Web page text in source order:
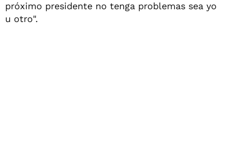
próximo presidente no tenga problemas sea yo
u otro".